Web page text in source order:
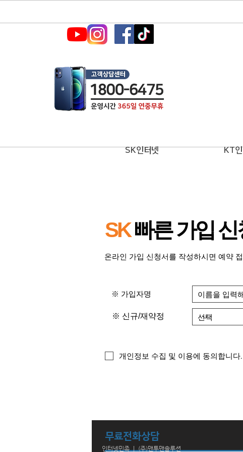
SK인터넷 KT
SK빠른 가입 신
온라인 가입 신청서를 작성하시면 예약
※ 가입자명
※ 신규/재약정
개인정보 수집 및 이용에 동의합니다.
무료전화상담
인터넷민족 ｜ (주)맨투맨솔루션